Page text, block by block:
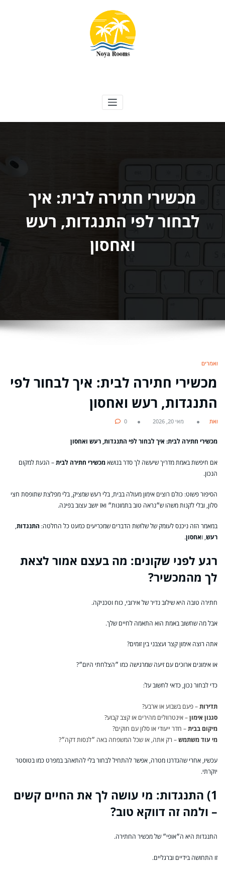
מכשירי חתירה לבית: איך
לבחור לפי התנגדות, רעש
ואחסון
מאמרים
מכשירי חתירה לבית: איך לבחור לפי
התנגדות, רעש ואחסון
מאת מאי 20, 2026 0
מכשירי חתירה לבית: איך לבחור לפי התנגדות, רעש ואחסון
אם חיפשת באמת מדריך שיעשה לך סדר בנושאמכשירי חתירה לבית– הגעת למקום
הנכון.
הסיפור פשוט: כולם רוצים אימון מעולה בבית, בלי רעש שמציק, בלי מפלצת שתופסת חצי
סלון, ובלי לקנות משהו ש״נראה טוב בתמונות״ ואז יושב עצוב בפינה.
במאמר הזה ניכנס לעומק של שלושת הדברים שמכריעים כמעט כל החלטה: התנגדות,
רעש, ואחסון.
רגע לפני שקונים: מה בעצם אמור לצאת
לך מהמכשיר?
חתירה טובה היא שילוב נדיר של אירובי, כוח וטכניקה.
אבל מה שחשוב באמת הוא התאמה לחיים שלך.
אתה רוצה אימון קצר ועצבני בין זומים?
או אימונים ארוכים עם זיעה שמרגישה כמו ״הצלחתי היום״?
כדי לבחור נכון, כדאי לחשוב על:
תדירות– פעם בשבוע או ארבע?
סגנון אימון– אינטרוולים מהירים או קצב קבוע?
מיקום בבית– חדר ייעודי או סלון עם חוקים?
מי עוד משתמש– רק אתה, או שכל המשפחה באה ״לנסות דקה״?
עכשיו, אחרי שהגדרנו מטרה, אפשר להתחיל לבחור בלי להתאהב במפרט כמו בטוסטר
יוקרתי.
1) התנגדות: מי עושה לך את החיים קשים
– ולמה זה דווקא טוב?
התנגדות היא ה״אופי״ של מכשיר החתירה.
זו התחושה בידיים וברגליים.